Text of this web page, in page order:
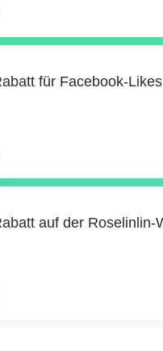
für Facebook-Likes
auf der Roselinlin-